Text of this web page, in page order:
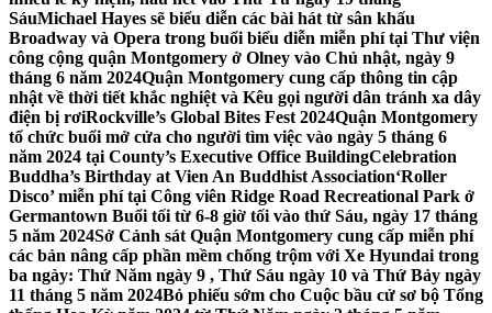
SáuMichael Hayes sẽ biểu diễn các bài hát từ sân khấu
Broadway và Opera trong buổi biểu diễn miễn phí tại Thư viện
công cộng quận Montgomery ở Olney vào Chủ nhật, ngày 9
tháng 6 năm 2024Quận Montgomery cung cấp thông tin cập
nhật về thời tiết khắc nghiệt và Kêu gọi người dân tránh xa dây
điện bị rơiRockville’s Global Bites Fest 2024Quận Montgomery
tổ chức buổi mở cửa cho người tìm việc vào ngày 5 tháng 6
năm 2024 tại County’s Executive Office BuildingCelebration
Buddha’s Birthday at Vien An Buddhist Association‘Roller
Disco’ miễn phí tại Công viên Ridge Road Recreational Park ở
Germantown Buổi tối từ 6-8 giờ tối vào thứ Sáu, ngày 17 tháng
5 năm 2024Sở Cảnh sát Quận Montgomery cung cấp miễn phí
các bản nâng cấp phần mềm chống trộm với Xe Hyundai trong
ba ngày: Thứ Năm ngày 9 , Thứ Sáu ngày 10 và Thứ Bảy ngày
11 tháng 5 năm 2024Bỏ phiếu sớm cho Cuộc bầu cử sơ bộ Tổng